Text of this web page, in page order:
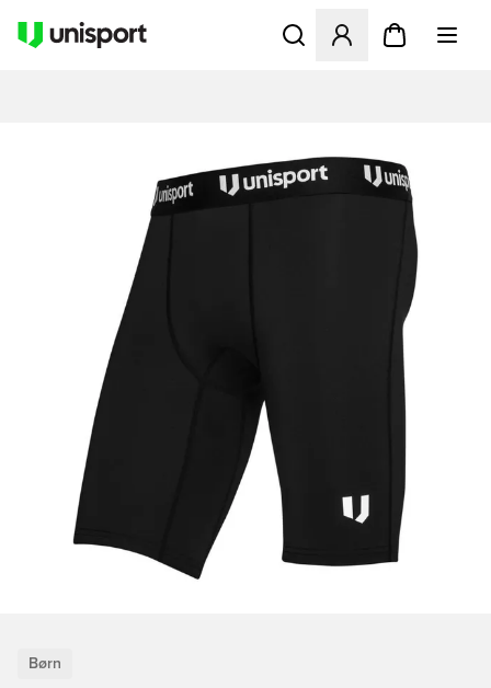
Åbner en Modal til at
Børn